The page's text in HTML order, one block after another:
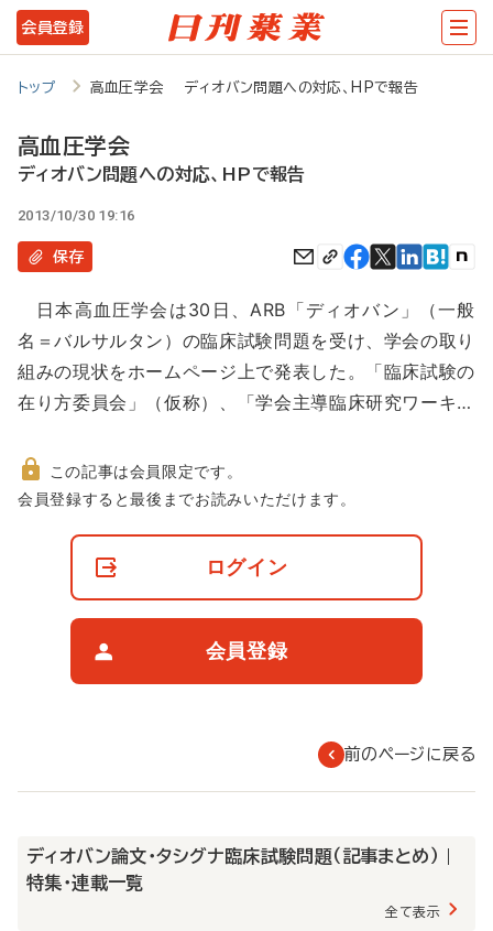
メ
イ
ツ
移
動
会員登録
トップ 高血圧学会 ディオバン問題への対応、HPで報告
高血圧学会
ディオバン問題への対応、HPで報告
2013/10/30 19:16
保存
日本高血圧学会は30日、ARB「ディオバン」（一般
名＝バルサルタン）の臨床試験問題を受け、学会の取り
組みの現状をホームページ上で発表した。「臨床試験の
在り方委員会」（仮称）、「学会主導臨床研究ワーキ…
非
この記事は会員限定です。
会員登録すると最後までお読みいただけます。
ログイン
会員登録
前のページに戻る
ディオバン論文・タシグナ臨床試験問題（記事まとめ） |
特集・連載一覧
全て表示